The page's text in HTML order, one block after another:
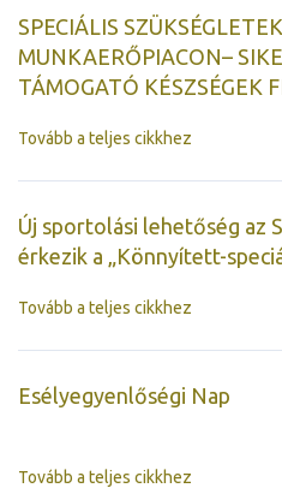
SPECIÁLIS
MUNKAERŐPIACON–
TÁMOGATÓ KÉSZSÉGEK
Tovább a teljes cikkhez
Új sportolási lehetőség az
érkezik a „Könnyített-
Tovább a teljes cikkhez
Esélyegyenlőségi Nap
Tovább a teljes cikkhez